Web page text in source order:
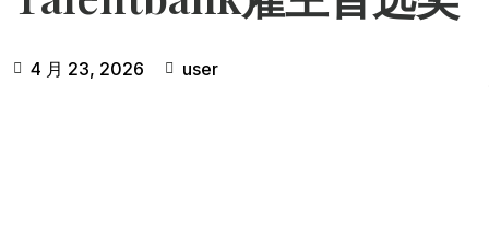
4 月 23, 2026 user